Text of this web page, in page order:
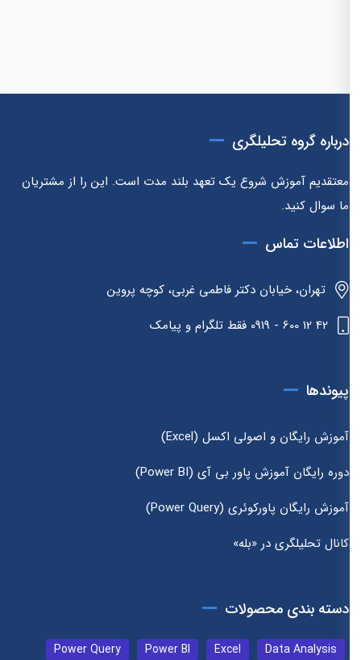
درباره گروه تحلیلگری
معتقدیم آموزش شروع یک تعهد بلند مدت است. این را از مشتریان
ما سوال کنید.
اطلاعات تماس
تهران، خیابان دکتر فاطمی غربی، کوچه پروین
پیوندها
آموزش رایگان و اصولی اکسل (Excel)
دوره رایگان آموزش پاور بی آی (Power BI)
آموزش رایگان پاورکوئری (Power Query)
کانال تحلیلگری در «بله»
دسته بندی محصولات
Data Analysis
Excel
Power BI
Power Query